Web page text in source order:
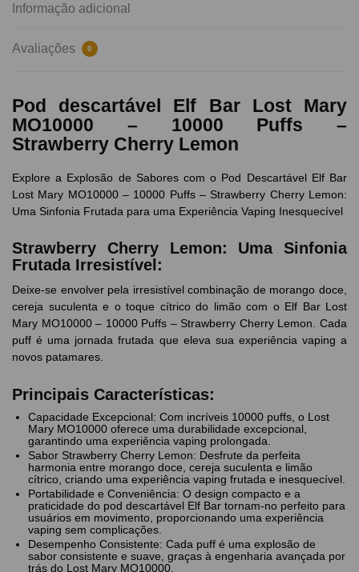
Informação adicional
Avaliações 0
Pod descartável Elf Bar Lost Mary
MO10000 – 10000 Puffs –
Strawberry Cherry Lemon
Explore a Explosão de Sabores com o Pod Descartável Elf Bar
Lost Mary MO10000 – 10000 Puffs – Strawberry Cherry Lemon:
Uma Sinfonia Frutada para uma Experiência Vaping Inesquecível
Strawberry Cherry Lemon: Uma Sinfonia
Frutada Irresistível:
Deixe-se envolver pela irresistível combinação de morango doce,
cereja suculenta e o toque cítrico do limão com o Elf Bar Lost
Mary MO10000 – 10000 Puffs – Strawberry Cherry Lemon. Cada
puff é uma jornada frutada que eleva sua experiência vaping a
novos patamares.
Principais Características:
Capacidade Excepcional: Com incríveis 10000 puffs, o Lost
Mary MO10000 oferece uma durabilidade excepcional,
garantindo uma experiência vaping prolongada.
Sabor Strawberry Cherry Lemon: Desfrute da perfeita
harmonia entre morango doce, cereja suculenta e limão
cítrico, criando uma experiência vaping frutada e inesquecível.
Portabilidade e Conveniência: O design compacto e a
praticidade do pod descartável Elf Bar tornam-no perfeito para
usuários em movimento, proporcionando uma experiência
vaping sem complicações.
Desempenho Consistente: Cada puff é uma explosão de
sabor consistente e suave, graças à engenharia avançada por
trás do Lost Mary MO10000.